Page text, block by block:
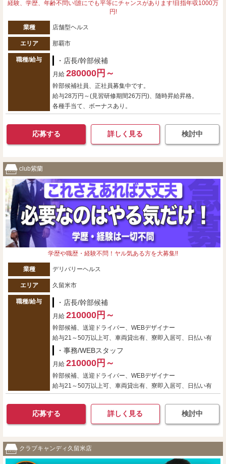
経験、学歴、年齢不問い!誰にでも平等にチャンスがあります!目指年収1000万
円!
業種 店舗型ヘルス
エリア 那覇市
職種/給与 ・店長/幹部候補
月給 280000円～
幹部候補社員、正社員募集中です。
給与28万円～(見習研修期間26万円)、随時昇給昇格。
各種手当て、ボーナスあり。
応募する 詳しく見る 検討中
club紫蘭
学歴や職歴・経験不問！ヤル気ある方を大募集!!
業種 デリバリーヘルス
エリア 久留米市
職種/給与 ・店長/幹部候補
月給 210000円～
幹部候補、送迎ドライバー、WEBデザイナー
給与21～50万以上可、車両貸出有、寮即入居可、日払い有
・事務/WEBスタッフ
月給 210000円～
幹部候補、送迎ドライバー、WEBデザイナー
給与21～50万以上可、車両貸出有、寮即入居可、日払い有
応募する 詳しく見る 検討中
クラブキャンディ久留米店